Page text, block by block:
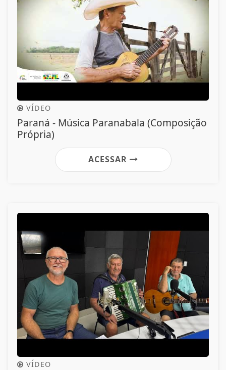
VÍDEO
Paraná - Música Paranabala (Composição
Própria)
ACESSAR
VÍDEO